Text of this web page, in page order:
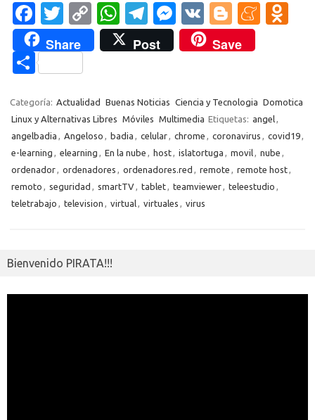
Fa
c
e
b
o
o
k
T
w
it
te
r
C
o
p
Li
n
k
W
h
at
A
p
p
T
el
e
a
m
M
es
se
g
er
V
K
Bl
o
g
er
M
a
m
e
kl
as
sn
ik
Share Post Save
C
m
p
ar
ti
r
Categoría: Actualidad Buenas Noticias Ciencia y Tecnologia Domotica
Linux y Alternativas Libres Móviles Multimedia Etiquetas: angel
angelbadia
Angeloso badia celular chrome coronavirus covid19
e-learning
elearning En la nube host islatortuga movil nube
ordenador
ordenadores ordenadores.red remote remote host
remoto
seguridad smartTV tablet teamviewer teleestudio
teletrabajo
television virtual virtuales virus
Bienvenido PIRATA!!!